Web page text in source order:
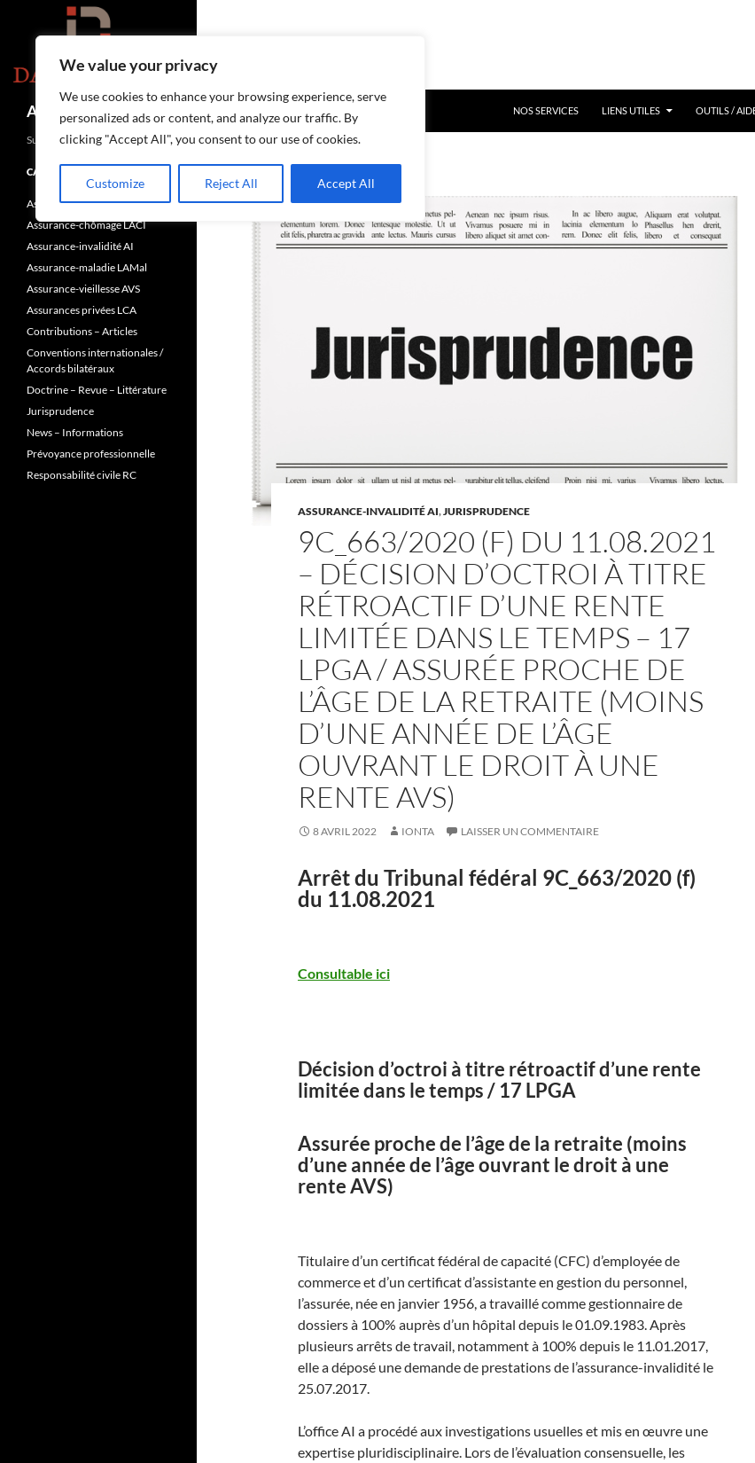
We value your privacy
We use cookies to enhance your browsing experience, serve
personalized ads or content, and analyze our traffic. By
clicking "Accept All", you consent to our use of cookies.
Customize Reject All Accept All
Assurances-sociales.info
Recherche
NOS SERVICES LIENS UTILES OUTILS /
ASSURANCE-INVALIDITÉ AI,JURISPRUDENCE
9C_663/2020 (F) DU 11.08.2021
– DÉCISION D’OCTROI À TITRE
RÉTROACTIF D’UNE RENTE
LIMITÉE DANS LE TEMPS – 17
LPGA / ASSURÉE PROCHE DE
L’ÂGE DE LA RETRAITE (MOINS
D’UNE ANNÉE DE L’ÂGE
OUVRANT LE DROIT À UNE
RENTE AVS)
8 AVRIL 2022 IONTA LAISSER UN COMMENTAIRE
Arrêt du Tribunal fédéral 9C_663/2020 (f)
du 11.08.2021
Consultable ici
Décision d’octroi à titre rétroactif d’une rente
limitée dans le temps / 17 LPGA
Assurée proche de l’âge de la retraite (moins
d’une année de l’âge ouvrant le droit à une
rente AVS)
Titulaire d’un certificat fédéral de capacité (CFC) d’employée de
commerce et d’un certificat d’assistante en gestion du personnel,
l’assurée, née en janvier 1956, a travaillé comme gestionnaire de
dossiers à 100% auprès d’un hôpital depuis le 01.09.1983. Après
plusieurs arrêts de travail, notamment à 100% depuis le 11.01.2017,
elle a déposé une demande de prestations de l’assurance-invalidité le
25.07.2017.
L’office AI a procédé aux investigations usuelles et mis en œuvre une
expertise pluridisciplinaire. Lors de l’évaluation consensuelle, les
Suisse
CATÉGORIES
Assurance-accidents LAA
Assurance-chômage LACI
Assurance-invalidité AI
Assurance-maladie LAMal
Assurance-vieillesse AVS
Assurances privées LCA
Contributions – Articles
Conventions internationales /
Accords bilatéraux
Doctrine – Revue – Littérature
Jurisprudence
News – Informations
Prévoyance professionnelle
Responsabilité civile RC